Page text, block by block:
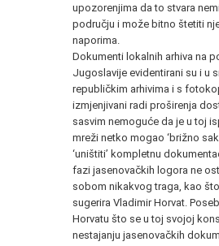
upozorenjima da to stvara
području i može bitno štetiti
naporima.
Dokumenti lokalnih arhiva na
Jugoslavije evidentirani su i u
republičkim arhivima i s
izmjenjivani radi proširenja
sasvim nemoguće da je u toj
mreži netko mogao ‘brižno
‘uništiti’ kompletnu
fazi jasenovačkih logora ne
sobom nikakvog traga, kao
sugerira Vladimir Horvat.
Horvatu što se u toj svojoj
nestajanju jasenovačkih